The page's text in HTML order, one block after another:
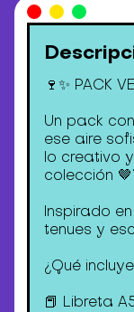
🍷✨ PACK
Un pack
ese aire
lo creativo
colección
Inspirado
tenues y
¿Qué
📕 Libreta